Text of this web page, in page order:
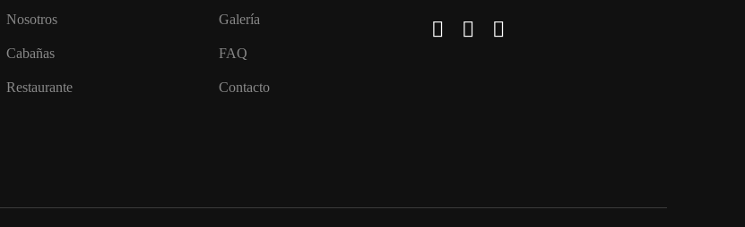
Nosotros
Cabañas
Restaurante
Galería
FAQ
Contacto